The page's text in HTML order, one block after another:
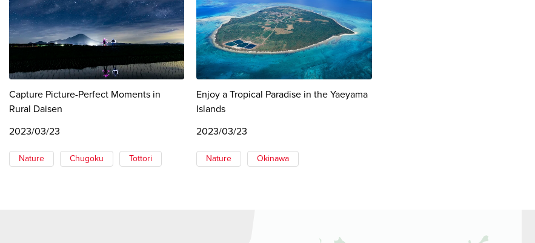
Capture Picture-Perfect Moments in
Rural Daisen
2023/03/23
Nature Chugoku Tottori
Enjoy a Tropical Paradise in the Yaeyama
Islands
2023/03/23
Nature Okinawa